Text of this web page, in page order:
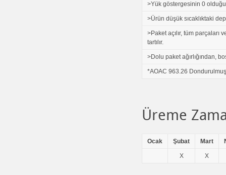
>Yük göstergesinin 0
>Ürün düşük sıcaklıktaki
>Paket açılır, tüm parçaları
tartılır.
>Dolu paket ağırlığından,
*AOAC 963.26 Dondurulmuş
Üreme
Ocak Şubat Mart
X X